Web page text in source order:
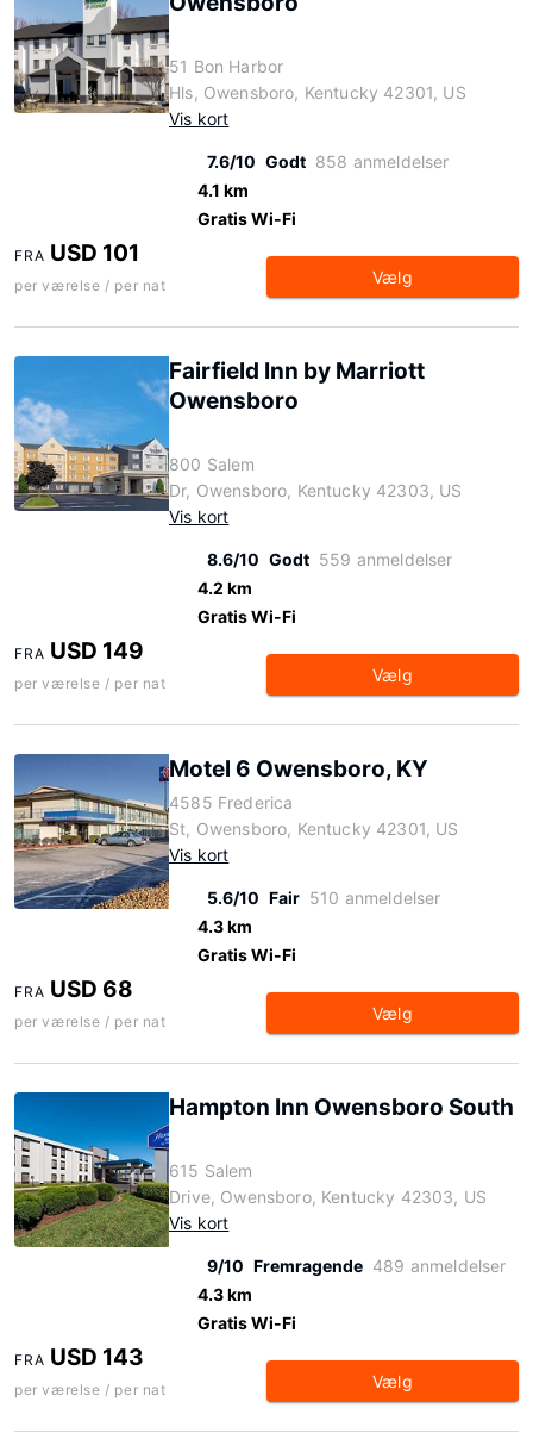
51 Bon Harbor
Hls, Owensboro, Kentucky 42301, US
Vis kort
7.6/10 Godt 858 anmeldelser
4.1 km
Gratis Wi-Fi
FRA USD 101
per værelse / per nat Vælg
Fairfield Inn by Marriott
Owensboro
800 Salem
Dr, Owensboro, Kentucky 42303, US
Vis kort
8.6/10 Godt 559 anmeldelser
4.2 km
Gratis Wi-Fi
FRA USD 149
per værelse / per nat Vælg
Motel 6 Owensboro, KY
4585 Frederica
St, Owensboro, Kentucky 42301, US
Vis kort
5.6/10 Fair 510 anmeldelser
4.3 km
Gratis Wi-Fi
FRA USD 68
per værelse / per nat Vælg
Hampton Inn Owensboro South
615 Salem
Drive, Owensboro, Kentucky 42303, US
Vis kort
9/10 Fremragende 489 anmeldelser
4.3 km
Gratis Wi-Fi
FRA USD 143
per værelse / per nat Vælg